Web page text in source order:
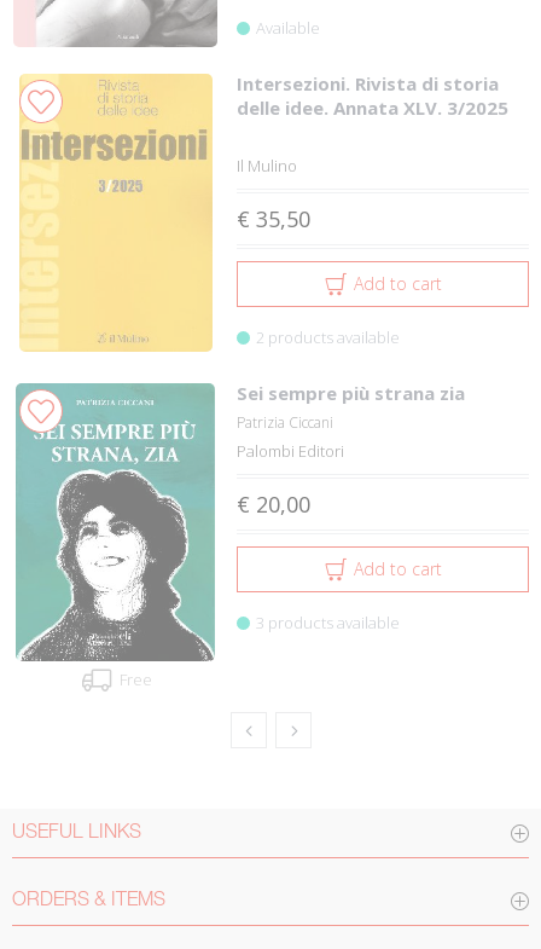
Available
Intersezioni. Rivista di storia
delle idee. Annata XLV. 3/2025
Il Mulino
€ 35,50
Add to cart
2 products available
Free
Sei sempre più strana zia
Patrizia Ciccani
Palombi Editori
€ 20,00
Add to cart
3 products available
USEFUL LINKS
ORDERS & ITEMS